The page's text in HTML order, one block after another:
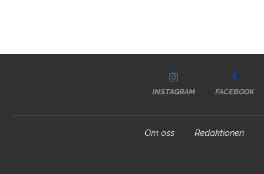
INSTAGRAM FACEBOOK
Om oss Redaktionen